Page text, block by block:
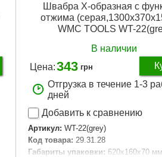
Швабра Х-образная с
отжима
WMC TOOLS WT-
В наличии
Цена:343 грн
Отгрузка в течение 1-3
дней
Добавить к сравнению
Артикул: WT-22(grey)
Код товара: 29.31.28
Габариты упаковки: 620x160x70 мм